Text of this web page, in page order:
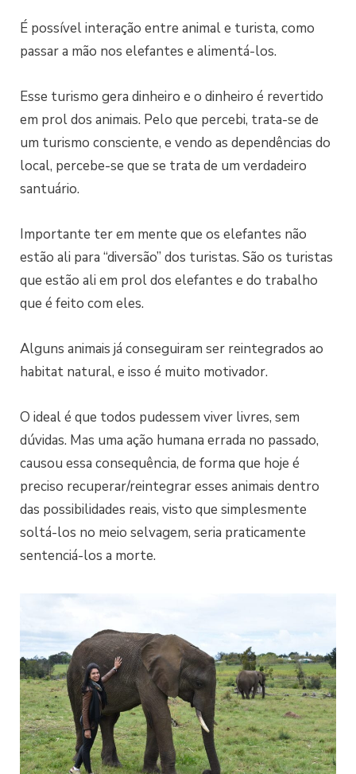
É possível interação entre animal e turista, como
passar a mão nos elefantes e alimentá-los.
Esse turismo gera dinheiro e o dinheiro é revertido
em prol dos animais. Pelo que percebi, trata-se de
um turismo consciente, e vendo as dependências do
local, percebe-se que se trata de um verdadeiro
santuário.
Importante ter em mente que os elefantes não
estão ali para “diversão” dos turistas. São os turistas
que estão ali em prol dos elefantes e do trabalho
que é feito com eles.
Alguns animais já conseguiram ser reintegrados ao
habitat natural, e isso é muito motivador.
O ideal é que todos pudessem viver livres, sem
dúvidas. Mas uma ação humana errada no passado,
causou essa consequência, de forma que hoje é
preciso recuperar/reintegrar esses animais dentro
das possibilidades reais, visto que simplesmente
soltá-los no meio selvagem, seria praticamente
sentenciá-los a morte.